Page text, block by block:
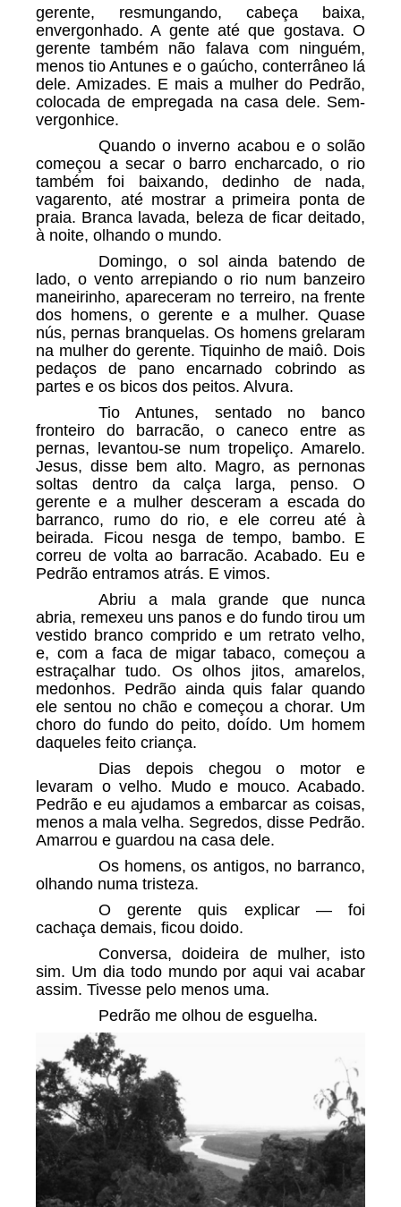
gerente, resmungando, cabeça baixa,
envergonhado. A gente até que gostava. O
gerente também não falava com ninguém,
menos tio Antunes e o gaúcho, conterrâneo lá
dele. Amizades. E mais a mulher do Pedrão,
colocada de empregada na casa dele. Sem-
vergonhice.
Quando o inverno acabou e o solão
começou a secar o barro encharcado, o rio
também foi baixando, dedinho de nada,
vagarento, até mostrar a primeira ponta de
praia. Branca lavada, beleza de ficar deitado,
à noite, olhando o mundo.
Domingo, o sol ainda batendo de
lado, o vento arrepiando o rio num banzeiro
maneirinho, apareceram no terreiro, na frente
dos homens, o gerente e a mulher. Quase
nús, pernas branquelas. Os homens grelaram
na mulher do gerente. Tiquinho de maiô. Dois
pedaços de pano encarnado cobrindo as
partes e os bicos dos peitos. Alvura.
Tio Antunes, sentado no banco
fronteiro do barracão, o caneco entre as
pernas, levantou-se num tropeliço. Amarelo.
Jesus, disse bem alto. Magro, as pernonas
soltas dentro da calça larga, penso. O
gerente e a mulher desceram a escada do
barranco, rumo do rio, e ele correu até à
beirada. Ficou nesga de tempo, bambo. E
correu de volta ao barracão. Acabado. Eu e
Pedrão entramos atrás. E vimos.
Abriu a mala grande que nunca
abria, remexeu uns panos e do fundo tirou um
vestido branco comprido e um retrato velho,
e, com a faca de migar tabaco, começou a
estraçalhar tudo. Os olhos jitos, amarelos,
medonhos. Pedrão ainda quis falar quando
ele sentou no chão e começou a chorar. Um
choro do fundo do peito, doído. Um homem
daqueles feito criança.
Dias depois chegou o motor e
levaram o velho. Mudo e mouco. Acabado.
Pedrão e eu ajudamos a embarcar as coisas,
menos a mala velha. Segredos, disse Pedrão.
Amarrou e guardou na casa dele.
Os homens, os antigos, no barranco,
olhando numa tristeza.
O gerente quis explicar — foi
cachaça demais, ficou doido.
Conversa, doideira de mulher, isto
sim. Um dia todo mundo por aqui vai acabar
assim. Tivesse pelo menos uma.
Pedrão me olhou de esguelha.